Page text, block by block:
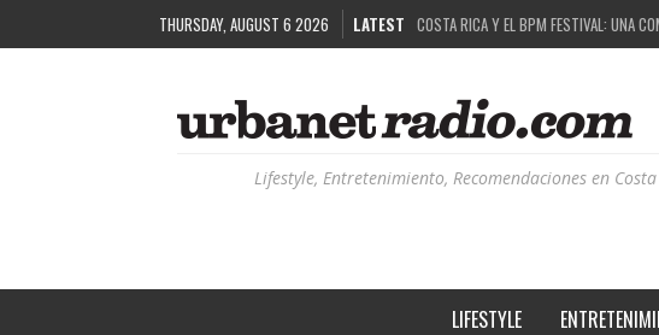
THURSDAY, AUGUST 6 2026 LATEST RUTAS NATURBANAS: EL PROYECTO
LA HISTORIA DETRÁS DE LA MÚSICA
COSTA RICA Y EL BPM FESTIVAL: UNA
Lifestyle, Entretenimiento, Recomendaciones en
LIFESTYLE